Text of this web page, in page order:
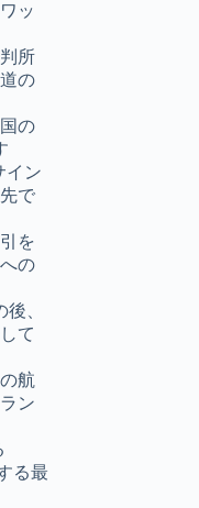
ッ
所
の
の
イン
で
を
の
、
て
航
ン
る最